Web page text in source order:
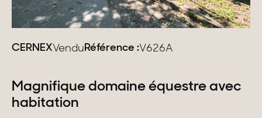
Lac du Bourget
Genève
CERNEXVendu Référence :V626A
Magnifique domaine équestre avec
habitation